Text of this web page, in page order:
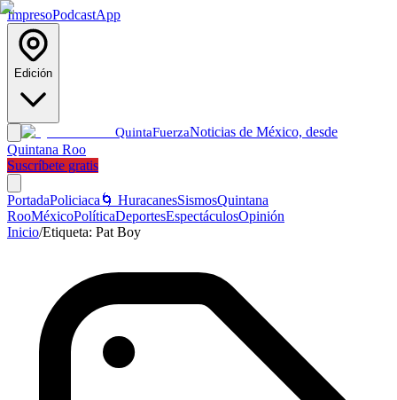
ImpresoPodcastApp
Edición
QuintaFuerzaNoticias de México, desde
Quintana Roo
Suscríbete gratis
PortadaPoliciaca 🌀 HuracanesSismosQuintana
RooMéxicoPolíticaDeportesEspectáculosOpinión
Inicio/Etiqueta: Pat Boy